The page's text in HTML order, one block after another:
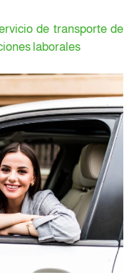
de transporte de
laborales